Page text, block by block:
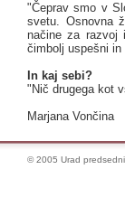
"Čeprav smo v
svetu. Osnovna
načine za razvoj
čimbolj uspešni
In kaj sebi?
"Nič drugega kot
Marjana Vončina
© 2005 Urad